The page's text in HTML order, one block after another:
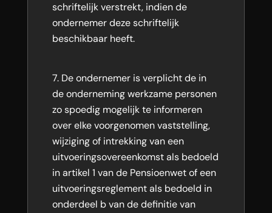
schriftelijk verstrekt, indien de
ondernemer deze schriftelijk
beschikbaar heeft.
De ondernemer is verplicht de in
de onderneming werkzame personen
zo spoedig mogelijk te informeren
over elke voorgenomen vaststelling,
wijziging of intrekking van een
uitvoeringsovereenkomst als bedoeld
in artikel 1 van de Pensioenwet of een
uitvoeringsreglement als bedoeld in
onderdeel b van de definitie van